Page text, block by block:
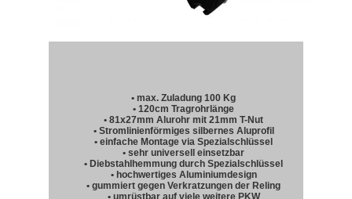
• max. Zuladung 100 Kg
• 120cm Tragrohrlänge
• 81x27mm Alurohr mit 21mm T-Nut
• Stromlinienförmiges silbernes Aluprofil
• einfache Montage via Spezialschlüssel
• sehr universell einsetzbar
• Diebstahlhemmung durch Spezialschlüssel
• hochwertiges Aluminiumdesign
• gummiert gegen Verkratzungen der Reling
• umrüstbar auf viele weitere PKW